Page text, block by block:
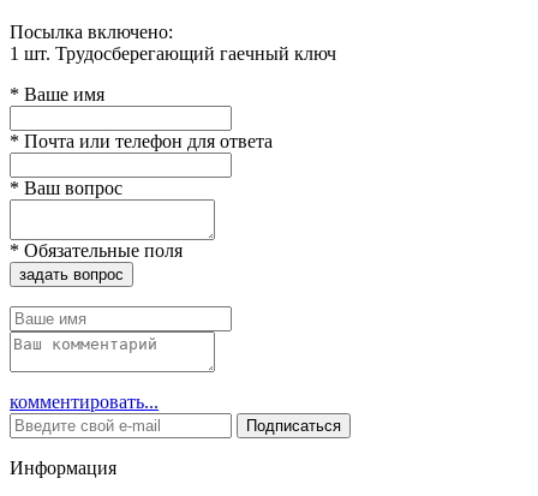
Посылка включено:
1 шт. Трудосберегающий гаечный ключ
* Ваше имя
* Почта или телефон для ответа
* Ваш вопрос
* Обязательные поля
задать вопрос
комментировать...
Подписаться
Информация